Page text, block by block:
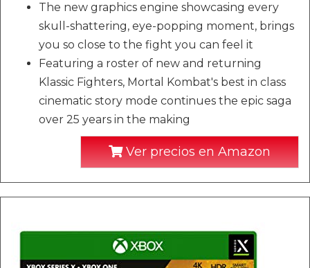
The new graphics engine showcasing every
skull-shattering, eye-popping moment, brings
you so close to the fight you can feel it
Featuring a roster of new and returning
Klassic Fighters, Mortal Kombat's best in class
cinematic story mode continues the epic saga
over 25 years in the making
Ver precios en Amazon